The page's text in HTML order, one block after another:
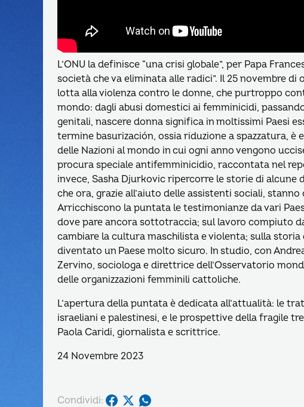
L’ONU la definisce “una crisi globale”, per Papa
società che va eliminata alle radici”. Il 25 novembre
lotta alla violenza contro le donne, che purtroppo
mondo: dagli abusi domestici ai femminicidi,
genitali, nascere donna significa in moltissimi Paesi
termine basurización, ossia riduzione a spazzatura,
delle Nazioni al mondo in cui ogni anno vengono
procura speciale antifemminicidio, raccontata nel
invece, Sasha Djurkovic ripercorre le storie di alcune
che ora, grazie all’aiuto delle assistenti sociali,
Arricchiscono la puntata le testimonianze da vari
dove pare ancora sottotraccia; sul lavoro compiuto
cambiare la cultura maschilista e violenta; sulla storia
diventato un Paese molto sicuro. In studio, con
Zervino, sociologa e direttrice dell’Osservatorio
delle organizzazioni femminili cattoliche.
L’apertura della puntata è dedicata all’attualità: le
israeliani e palestinesi, e le prospettive della fragile
Paola Caridi, giornalista e scrittrice.
24 Novembre 2023
Condividi: